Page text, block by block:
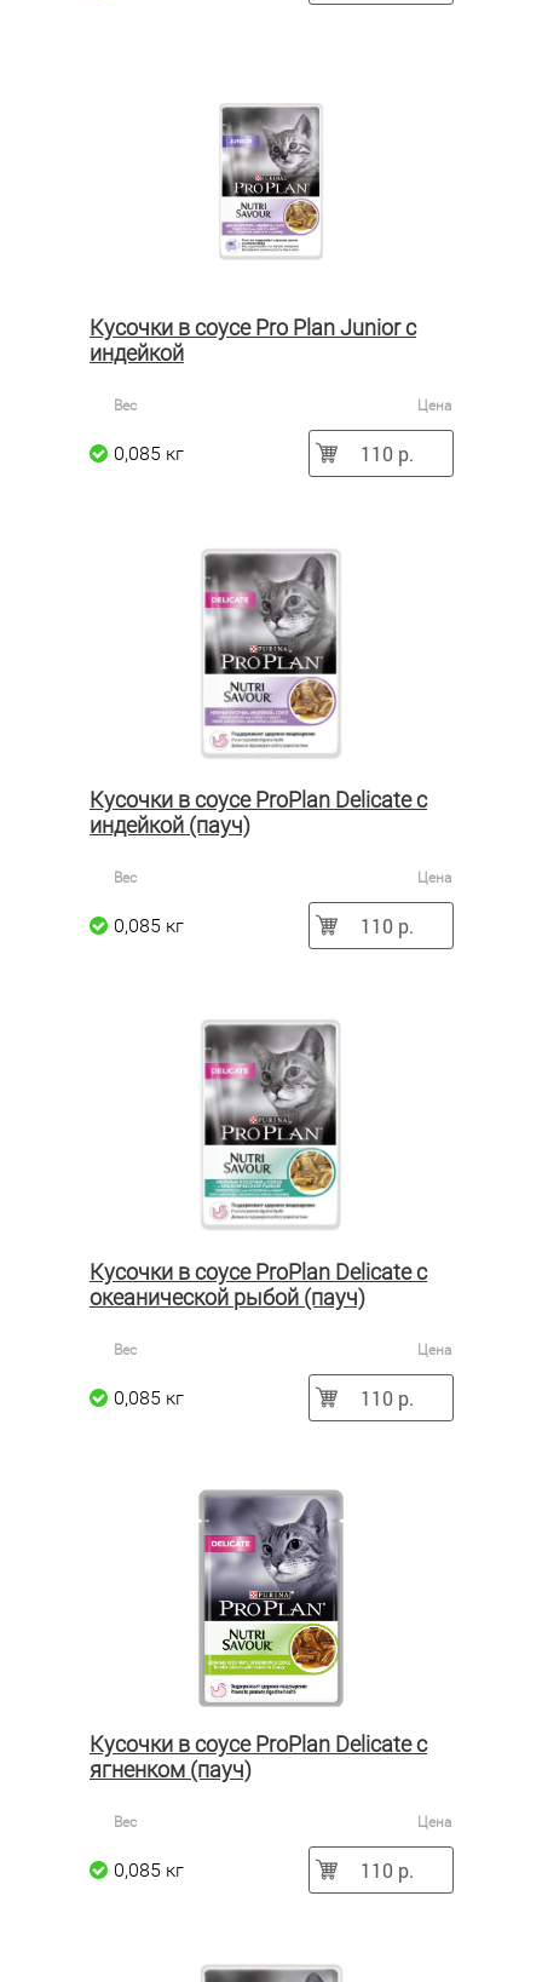
Кусочки в соусе Pro Plan Junior с
индейкой
Вес Цена
0,085 кг 110 р.
Кусочки в соусе ProPlan Delicate с
индейкой (пауч)
Вес Цена
0,085 кг 110 р.
Кусочки в соусе ProPlan Delicate с
океанической рыбой (пауч)
Вес Цена
0,085 кг 110 р.
Кусочки в соусе ProPlan Delicate с
ягненком (пауч)
Вес Цена
0,085 кг 110 р.